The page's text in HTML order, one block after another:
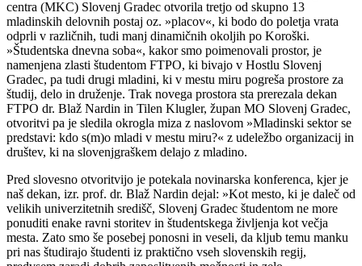
centra (MKC) Slovenj Gradec otvorila tretjo od skupno 13
mladinskih delovnih postaj oz. »placov«, ki bodo do poletja vrata
odprli v različnih, tudi manj dinamičnih okoljih po Koroški.
»Študentska dnevna soba«, kakor smo poimenovali prostor, je
namenjena zlasti študentom FTPO, ki bivajo v Hostlu Slovenj
Gradec, pa tudi drugi mladini, ki v mestu miru pogreša prostore za
študij, delo in druženje. Trak novega prostora sta prerezala dekan
FTPO dr. Blaž Nardin in Tilen Klugler, župan MO Slovenj Gradec,
otvoritvi pa je sledila okrogla miza z naslovom »Mladinski sektor se
predstavi: kdo s(m)o mladi v mestu miru?« z udeležbo organizacij in
društev, ki na slovenjgraškem delajo z mladino.
Pred slovesno otvoritvijo je potekala novinarska konferenca, kjer je
naš dekan, izr. prof. dr. Blaž Nardin dejal: »Kot mesto, ki je daleč od
velikih univerzitetnih središč, Slovenj Gradec študentom ne more
ponuditi enake ravni storitev in študentskega življenja kot večja
mesta. Zato smo še posebej ponosni in veseli, da kljub temu manku
pri nas študirajo študenti iz praktično vseh slovenskih regij,